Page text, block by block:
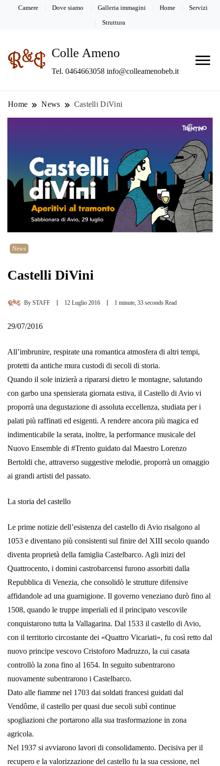
Camere Dove siamo Galleria immagini Home Servizi
Struttura
Colle Ameno
Tel. 0464663058 info@colleamenobeb.it
Home News Castelli DiVini
News
Castelli DiVini
By STAFF 12 Luglio 2016 1 minute, 33 seconds Read
29/07/2016
All’imbrunire, respirate una romantica atmosfera di altri tempi,
protetti da antiche mura custodi di secoli di storia.
Quando il sole inizierà a ripararsi dietro le montagne, salutando
con garbo una spensierata giornata estiva, il Castello di Avio vi
proporrà una degustazione di assoluta eccellenza, studiata per i
palati più raffinati ed esigenti. A rendere ancora più magica ed
indimenticabile la serata, inoltre, la performance musicale del
Nuovo Ensemble di ‪#‎Trento‬ guidato dal Maestro Lorenzo
Bertoldi che, attraverso suggestive melodie, proporrà un omaggio
ai grandi artisti del passato.
La storia del castello
Le prime notizie dell’esistenza del castello di Avio risalgono al
1053 e diventano più consistenti sul finire del XIII secolo quando
diventa proprietà della famiglia Castelbarco. Agli inizi del
Quattrocento, i domini castrobarcensi furono assorbiti dalla
Repubblica di Venezia, che consolidò le strutture difensive
affidandole ad una guarnigione. Il governo veneziano durò fino al
1508, quando le truppe imperiali ed il principato vescovile
conquistarono tutta la Vallagarina. Dal 1533 il castello di Avio,
con il territorio circostante dei «Quattro Vicariati», fu così retto dal
nuovo principe vescovo Cristoforo Madruzzo, la cui casata
controllò la zona fino al 1654. In seguito subentrarono
nuovamente subentrarono i Castelbarco.
Dato alle fiamme nel 1703 dai soldati francesi guidati dal
Vendôme, il castello per quasi due secoli subì continue
spogliazioni che portarono alla sua trasformazione in zona
agricola.
Nel 1937 si avviarono lavori di consolidamento. Decisiva per il
recupero e la valorizzazione del castello fu la sua cessione, nel